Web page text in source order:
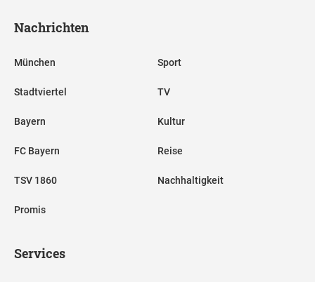
Nachrichten
München
Stadtviertel
Bayern
FC Bayern
TSV 1860
Promis
Sport
TV
Kultur
Reise
Nachhaltigkeit
Services